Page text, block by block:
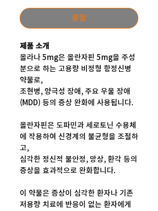
품절
제품 소개
올라나 5mg은 올란자핀 5mg을 주성
분으로 하는 고용량 비정형 항정신병
약물로,
조현병, 양극성 장애, 주요 우울 장애
(MDD) 등의 증상 완화에 사용됩니다.
올란자핀은 도파민과 세로토닌 수용체
에 작용하여 신경계의 불균형을 조절하
고,
심각한 정신적 불안정, 망상, 환각 등의
증상을 효과적으로 완화합니다.
이 약물은 증상이 심각한 환자나 기존
저용량 치료에 반응이 없는 환자에게